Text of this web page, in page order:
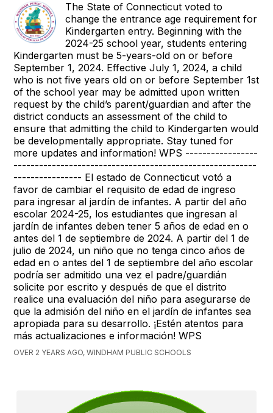
The State of Connecticut voted to
change the entrance age requirement for
Kindergarten entry. Beginning with the
2024-25 school year, students entering
Kindergarten must be 5-years-old on or before
September 1, 2024. Effective July 1, 2024, a child
who is not five years old on or before September 1st
of the school year may be admitted upon written
request by the child’s parent/guardian and after the
district conducts an assessment of the child to
ensure that admitting the child to Kindergarten would
be developmentally appropriate. Stay tuned for
more updates and information! WPS -----------------
---------------------------------------------------------
---------------- El estado de Connecticut votó a
favor de cambiar el requisito de edad de ingreso
para ingresar al jardín de infantes. A partir del año
escolar 2024-25, los estudiantes que ingresan al
jardín de infantes deben tener 5 años de edad en o
antes del 1 de septiembre de 2024. A partir del 1 de
julio de 2024, un niño que no tenga cinco años de
edad en o antes del 1 de septiembre del año escolar
podría ser admitido una vez el padre/guardián
solicite por escrito y después de que el distrito
realice una evaluación del niño para asegurarse de
que la admisión del niño en el jardín de infantes sea
apropiada para su desarrollo. ¡Estén atentos para
más actualizaciones e información! WPS
OVER 2 YEARS AGO, WINDHAM PUBLIC SCHOOLS